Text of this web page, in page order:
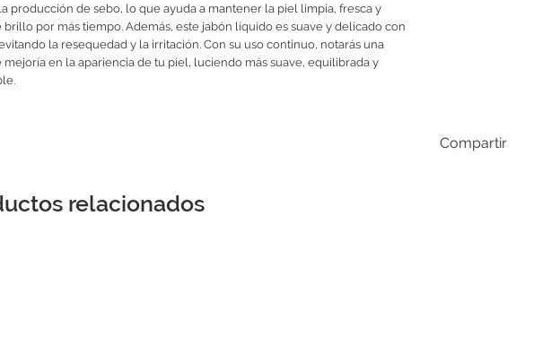
producción de sebo, lo que ayuda a mantener la piel limpia, fresca y
brillo por más tiempo. Además, este jabón líquido es suave y delicado con
la resequedad y la irritación. Con su uso continuo, notarás una
mejoría en la apariencia de tu piel, luciendo más suave, equilibrada y
Compartir
relacionados